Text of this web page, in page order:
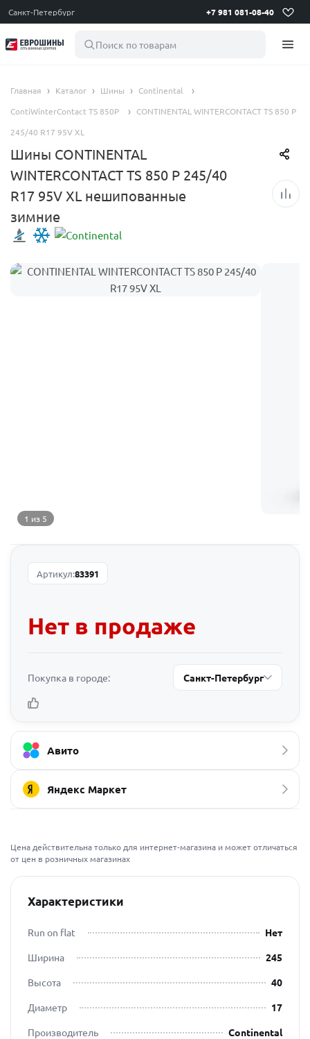
Санкт-Петербург +7 981 081-08-40
Поиск по товарам
Главная Каталог Шины
Continental
ContiWinterContact TS 850P
CONTINENTAL WINTERCONTACT TS 850 P
245/40 R17 95V XL
Шины CONTINENTAL
WINTERCONTACT TS 850 P 245/40
R17 95V XL нешипованные
зимние
1 из 5
Артикул:83391
Нет в продаже
Покупка в городе: Санкт-Петербург
Авито
Яндекс Маркет
Цена действительна только для интернет-магазина и может отличаться
от цен в розничных магазинах
Характеристики
Run on flat
Нет
Ширина
245
Высота
40
Диаметр
17
Производитель
Continental